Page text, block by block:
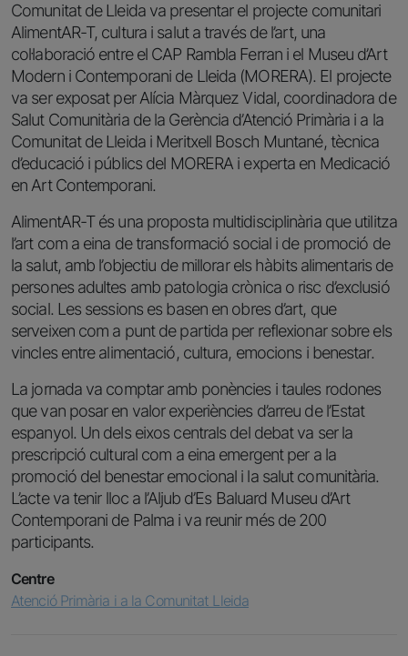
Comunitat de Lleida va presentar el projecte comunitari
AlimentAR-T, cultura i salut a través de l’art, una
col·laboració entre el CAP Rambla Ferran i el Museu d’Art
Modern i Contemporani de Lleida (MORERA). El projecte
va ser exposat per Alícia Màrquez Vidal, coordinadora de
Salut Comunitària de la Gerència d’Atenció Primària i a la
Comunitat de Lleida i Meritxell Bosch Muntané, tècnica
d’educació i públics del MORERA i experta en Medicació
en Art Contemporani.
AlimentAR-T és una proposta multidisciplinària que utilitza
l’art com a eina de transformació social i de promoció de
la salut, amb l’objectiu de millorar els hàbits alimentaris de
persones adultes amb patologia crònica o risc d’exclusió
social. Les sessions es basen en obres d’art, que
serveixen com a punt de partida per reflexionar sobre els
vincles entre alimentació, cultura, emocions i benestar.
La jornada va comptar amb ponències i taules rodones
que van posar en valor experiències d’arreu de l’Estat
espanyol. Un dels eixos centrals del debat va ser la
prescripció cultural com a eina emergent per a la
promoció del benestar emocional i la salut comunitària.
L’acte va tenir lloc a l’Aljub d’Es Baluard Museu d’Art
Contemporani de Palma i va reunir més de 200
participants.
Centre
Atenció Primària i a la Comunitat Lleida